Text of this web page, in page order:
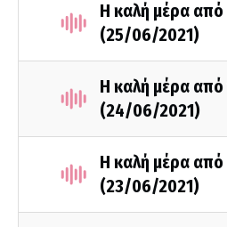
Η καλή μέρα από
(25/06/2021)
Η καλή μέρα από
(24/06/2021)
Η καλή μέρα από
(23/06/2021)